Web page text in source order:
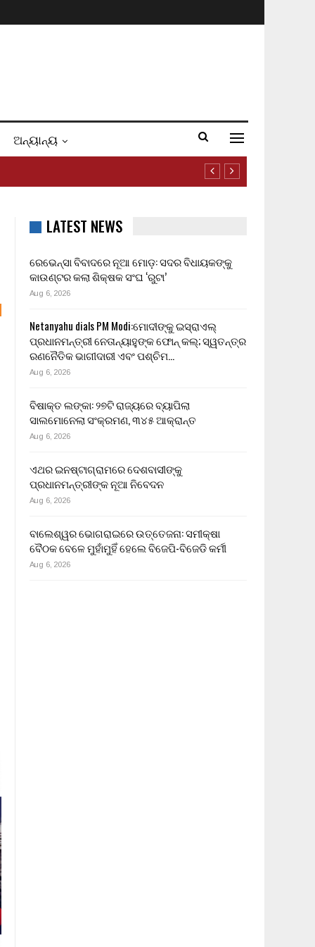
ଅନ୍ୟାନ୍ୟ
LATEST NEWS
ରେଭେନ୍ସା ବିବାଦରେ ନୂଆ ମୋଡ଼: ସଦର ବିଧାୟକଙ୍କୁ
କାଉଣ୍ଟର କଲା ଶିକ୍ଷକ ସଂଘ ‘ରୁଟା’
Aug 6, 2026
Netanyahu dials PM Modi:ମୋଦୀଙ୍କୁ ଇସ୍ରାଏଲ୍
ପ୍ରଧାନମନ୍ତ୍ରୀ ନେତାନ୍ୟାହୁଙ୍କ ଫୋନ୍ କଲ୍; ସ୍ୱତନ୍ତ୍ର
ରଣନୈତିକ ଭାଗୀଦାରୀ ଏବଂ ପଶ୍ଚିମ…
Aug 6, 2026
ବିଷାକ୍ତ ଲଙ୍କା: ୨୭ଟି ରାଜ୍ୟରେ ବ୍ୟାପିଲା
ସାଲମୋନେଲା ସଂକ୍ରମଣ, ୩୪୫ ଆକ୍ରାନ୍ତ
Aug 6, 2026
ଏଥର ଇନଷ୍ଟାଗ୍ରାମରେ ଦେଶବାସୀଙ୍କୁ
ପ୍ରଧାନମନ୍ତ୍ରୀଙ୍କ ନୂଆ ନିବେଦନ
Aug 6, 2026
ବାଲେଶ୍ୱର ଭୋଗରାଇରେ ଉତ୍ତେଜନା: ସମୀକ୍ଷା
ବୈଠକ ବେଳେ ମୁହାଁମୁହିଁ ହେଲେ ବିଜେପି-ବିଜେଡି କର୍ମୀ
Aug 6, 2026